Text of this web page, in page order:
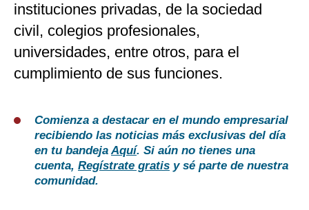
instituciones privadas, de la sociedad
civil, colegios profesionales,
universidades, entre otros, para el
cumplimiento de sus funciones.
Comienza a destacar en el mundo empresarial
recibiendo las noticias más exclusivas del día
en tu bandejaAquí. Si aún no tienes una
cuenta, Regístrate gratis y sé parte de nuestra
comunidad.